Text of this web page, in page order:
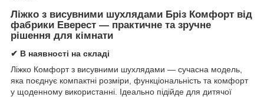
Ліжко з висувними шухлядами Бріз Комфорт від
фабрики Еверест — практичне та зручне
рішення для кімнати
✔ В наявності на складі
Ліжко Комфорт з висувними шухлядами — сучасна модель,
яка поєднує компактні розміри, функціональність та комфорт
у щоденному використанні. Ідеально підійде для дитячої